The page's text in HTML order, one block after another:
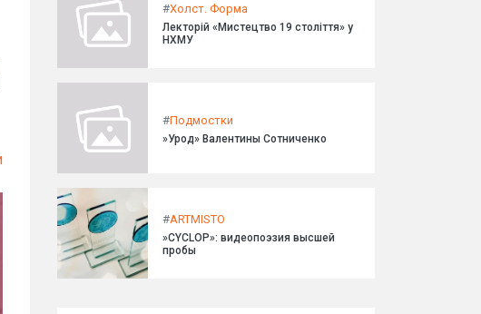
#Холст. Форма
Лекторій «Мистецтво 19 століття» у
НХМУ
#Подмостки
»Урод» Валентины Сотниченко
#ARTMISTO
»CYCLOP»: видеопоэзия высшей
пробы